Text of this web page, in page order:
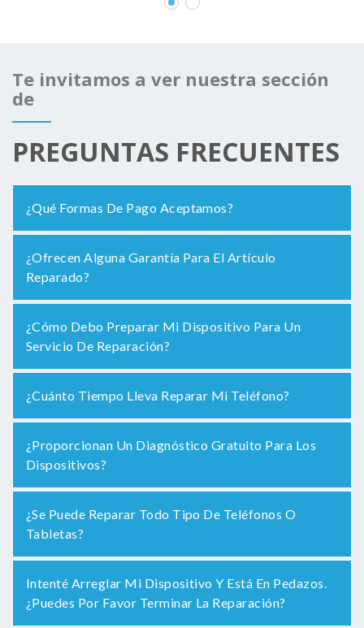
Te invitamos a ver nuestra sección
de
PREGUNTAS FRECUENTES
¿Qué Formas De Pago Aceptamos?
¿Ofrecen Alguna Garantía Para El Artículo
Reparado?
¿Cómo Debo Preparar Mi Dispositivo Para Un
Servicio De Reparación?
¿Cuánto Tiempo Lleva Reparar Mi Teléfono?
¿Proporcionan Un Diagnóstico Gratuito Para Los
Dispositivos?
¿Se Puede Reparar Todo Tipo De Teléfonos O
Tabletas?
Intenté Arreglar Mi Dispositivo Y Está En Pedazos.
¿Puedes Por Favor Terminar La Reparación?